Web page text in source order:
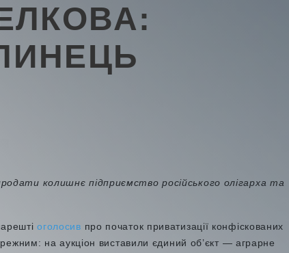
колишнє підприємство російського олігарха та
оголосив про початок приватизації конфіскованих
на аукціон виставили єдиний об’єкт — аграрне